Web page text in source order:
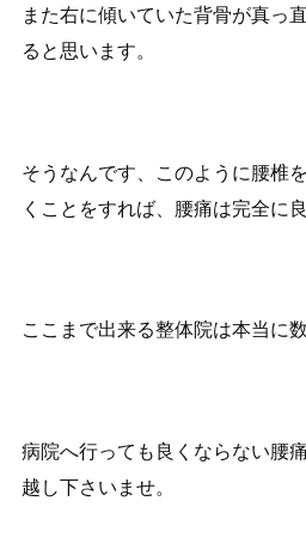
また右に傾いていた背骨が真っ
ると思います。
そうなんです、このように腰椎
くことをすれば、腰痛は完全に
ここまで出来る整体院は本当に
病院へ行っても良くならない腰
越し下さいませ。